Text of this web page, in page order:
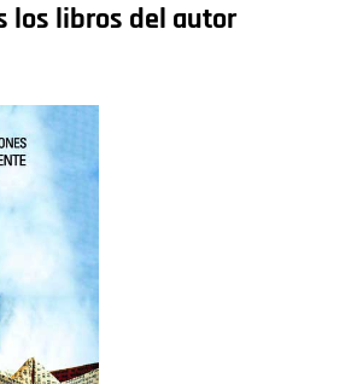
los libros del autor